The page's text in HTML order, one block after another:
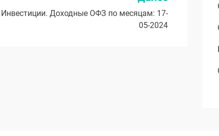
Инвестиции. Доходные ОФЗ по месяцам: 17-
05-2024